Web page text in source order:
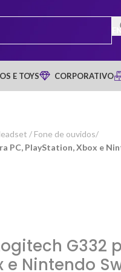
E TOYS CORPORATIVO
/ Fone de ouvidos/
PC, PlayStation, Xbox e
G332
e Nintendo